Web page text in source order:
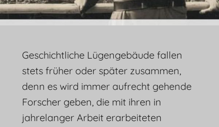
Geschichtliche Lügengebäude fallen
stets früher oder später zusammen,
denn es wird immer aufrecht gehende
Forscher geben, die mit ihren in
jahrelanger Arbeit erarbeiteten